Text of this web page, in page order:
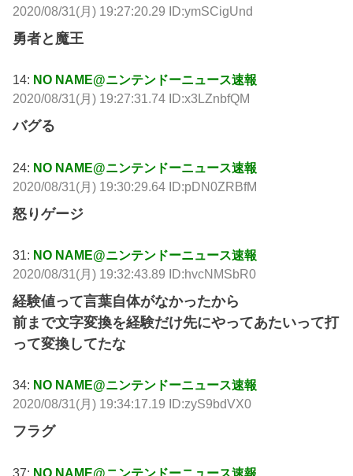
2020/08/31(月) 19:27:20.29 ID:ymSCigUnd
勇者と魔王
14: NO NAME@ニンテンドーニュース速報
2020/08/31(月) 19:27:31.74 ID:x3LZnbfQM
バグる
24: NO NAME@ニンテンドーニュース速報
2020/08/31(月) 19:30:29.64 ID:pDN0ZRBfM
怒りゲージ
31: NO NAME@ニンテンドーニュース速報
2020/08/31(月) 19:32:43.89 ID:hvcNMSbR0
経験値って言葉自体がなかったから
前まで文字変換を経験だけ先にやってあたいって打
って変換してたな
34: NO NAME@ニンテンドーニュース速報
2020/08/31(月) 19:34:17.19 ID:zyS9bdVX0
フラグ
37: NO NAME@ニンテンドーニュース速報